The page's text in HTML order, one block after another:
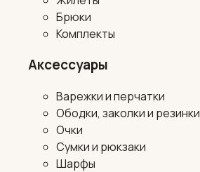
Брюки
Комплекты
Аксессуары
Варежки и перчатки
Ободки, заколки и резинки
Очки
Сумки и рюкзаки
Шарфы